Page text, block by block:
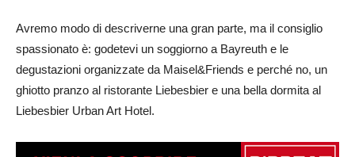
Avremo modo di descriverne una gran parte, ma il consiglio
spassionato è: godetevi un soggiorno a Bayreuth e le
degustazioni organizzate da Maisel&Friends e perché no, un
ghiotto pranzo al ristorante Liebesbier e una bella dormita al
Liebesbier Urban Art Hotel.